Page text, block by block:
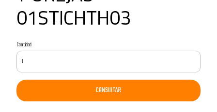
01STICHTH03
Cantidad
CONSULTAR